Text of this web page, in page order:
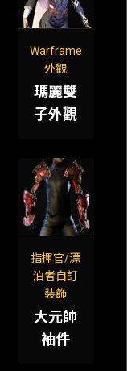
Warframe
外觀
瑪麗雙
子外觀
指揮官/漂
泊者自訂
裝飾
大元帥
袖件